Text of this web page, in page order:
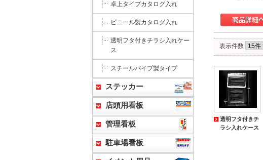
表示件数
透明フタ付きチ
ラシ入れケース
卓上タイプカタログ入れ
ビニール製カタログ入れ
透明フタ付きチラシ入れケー
ス
スチールパイプ製タイプ
ステッカー
店頭用看板
管理看板
駐車場看板